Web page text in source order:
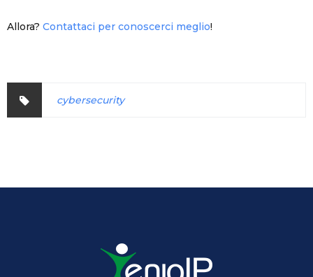
Allora? Contattaci per conoscerci meglio!
cybersecurity